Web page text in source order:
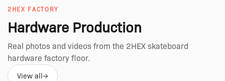
2HEX FACTORY
Hardware Production
Real photos and videos from the 2HEX skateboard
hardware factory floor.
View all→